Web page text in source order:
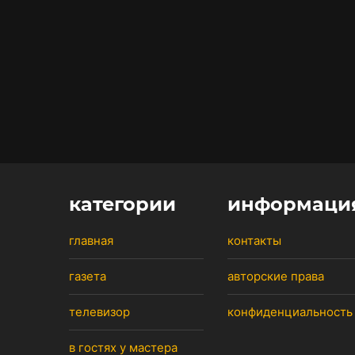
категории
главная
газета
телевизор
в гостях у мастера
контакты
авторские права
конфиденциальность